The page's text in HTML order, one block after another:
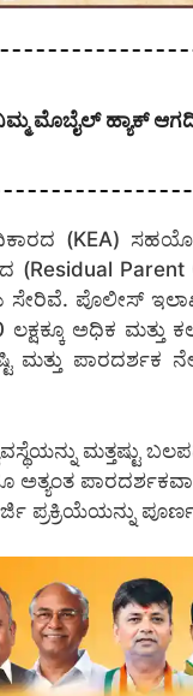
ಮೊಬೈಲ್ ಹ್ಯಾಕ್
(KEA)
(Residual
ಸೇರಿವೆ. ಪೊಲೀಸ್
ಲಕ್ಷಕ್ಕೂ ಅಧಿಕ ಮತ್ತು
ಮತ್ತು ಪಾರದರ್ಶಕ
ಮತ್ತಷ್ಟು
ಅತ್ಯಂತ